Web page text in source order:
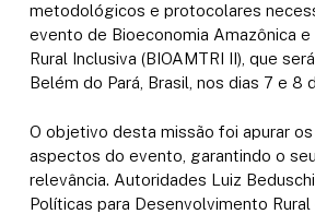
metodológicos e protocolares
evento de Bioeconomia Amazônica e
Rural Inclusiva (BIOAMTRI II), que
Belém do Pará, Brasil, nos dias 7 e 8
O objetivo desta missão foi apurar os
aspectos do evento, garantindo o
relevância. Autoridades Luiz
Políticas para Desenvolvimento Rural